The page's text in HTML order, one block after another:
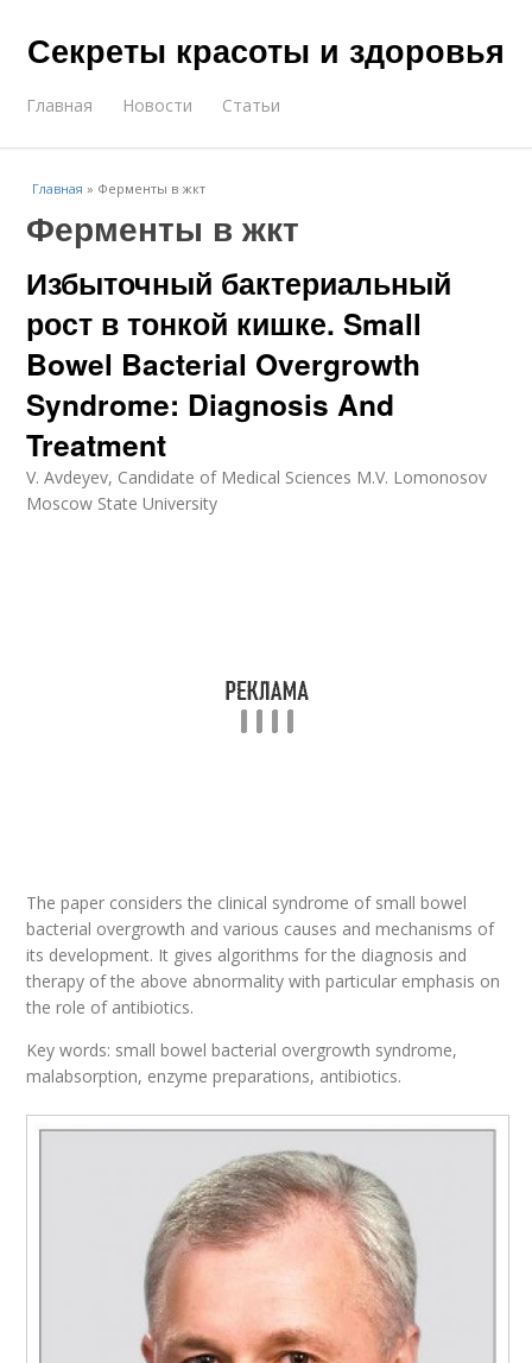
Секреты красоты и здоровья
Главная Новости Статьи
Главная » Ферменты в жкт
Ферменты в жкт
Избыточный бактериальный
рост в тонкой кишке. Small
Bowel Bacterial Overgrowth
Syndrome: Diagnosis And
Treatment
V. Avdeyev, Candidate of Medical Sciences M.V. Lomonosov
Moscow State University
The paper considers the clinical syndrome of small bowel
bacterial overgrowth and various causes and mechanisms of
its development. It gives algorithms for the diagnosis and
therapy of the above abnormality with particular emphasis on
the role of antibiotics.
Key words: small bowel bacterial overgrowth syndrome,
malabsorption, enzyme preparations, antibiotics.